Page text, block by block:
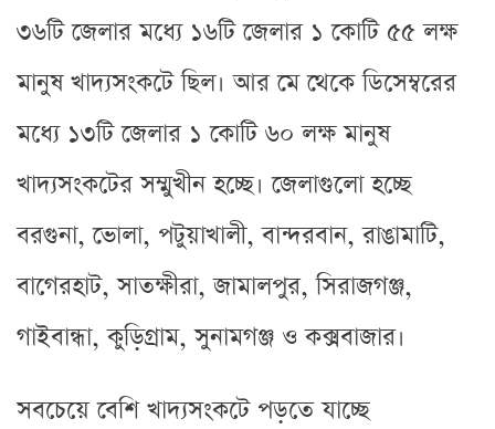
৩৬টি জেলার মধ্যে ১৬টি জেলার ১ কোটি ৫৫ লক্ষ
মানুষ খাদ্যসংকটে ছিল। আর মে থেকে ডিসেম্বরের
মধ্যে ১৩টি জেলার ১ কোটি ৬০ লক্ষ মানুষ
খাদ্যসংকটের সম্মুখীন হচ্ছে। জেলাগুলো হচ্ছে
বরগুনা, ভোলা, পটুয়াখালী, বান্দরবান, রাঙামাটি,
বাগেরহাট, সাতক্ষীরা, জামালপুর, সিরাজগঞ্জ,
গাইবান্ধা, কুড়িগ্রাম, সুনামগঞ্জ ও কক্সবাজার।
সবচেয়ে বেশি খাদ্যসংকটে পড়তে যাচ্ছে